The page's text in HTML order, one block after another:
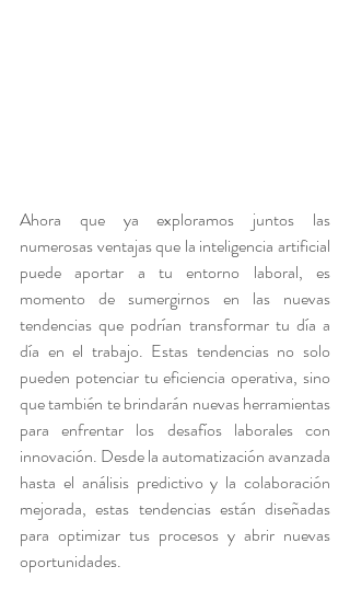
Ahora que ya exploramos juntos las
numerosas ventajas que la inteligencia artificial
puede aportar a tu entorno laboral, es
momento de sumergirnos en las nuevas
tendencias que podrían transformar tu día a
día en el trabajo. Estas tendencias no solo
pueden potenciar tu eficiencia operativa, sino
que también te brindarán nuevas herramientas
para enfrentar los desafíos laborales con
innovación. Desde la automatización avanzada
hasta el análisis predictivo y la colaboración
mejorada, estas tendencias están diseñadas
para optimizar tus procesos y abrir nuevas
oportunidades.